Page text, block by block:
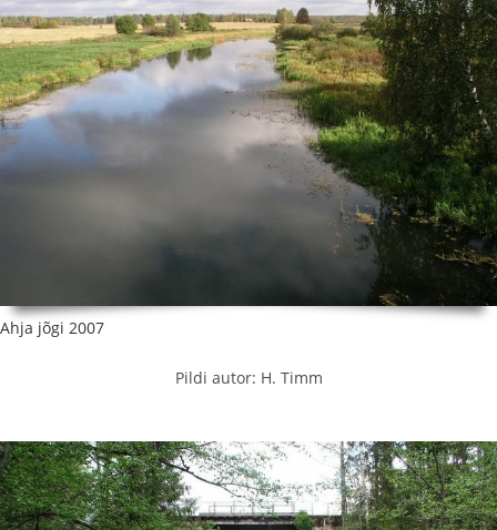
Ahja jõgi 2007
Pildi autor: H. Timm